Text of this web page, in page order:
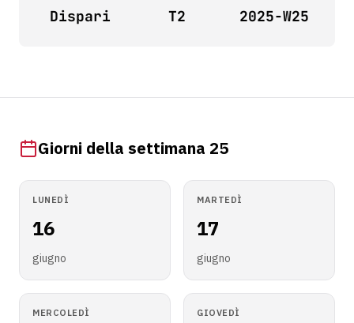
Dispari T2 2025-W25
Giorni della settimana 25
LUNEDÌ
16
giugno
MARTEDÌ
17
giugno
MERCOLEDÌ GIOVEDÌ